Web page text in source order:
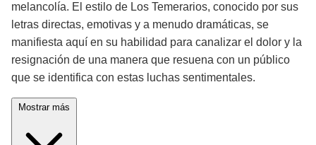
melancolía. El estilo de Los Temerarios, conocido por sus
letras directas, emotivas y a menudo dramáticas, se
manifiesta aquí en su habilidad para canalizar el dolor y la
resignación de una manera que resuena con un público
que se identifica con estas luchas sentimentales.